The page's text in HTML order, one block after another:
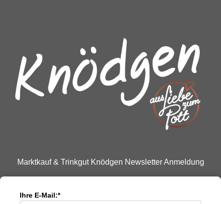
Marktkauf & Trinkgut Knödgen Newsletter Anmeldung
Ihre E-Mail:*